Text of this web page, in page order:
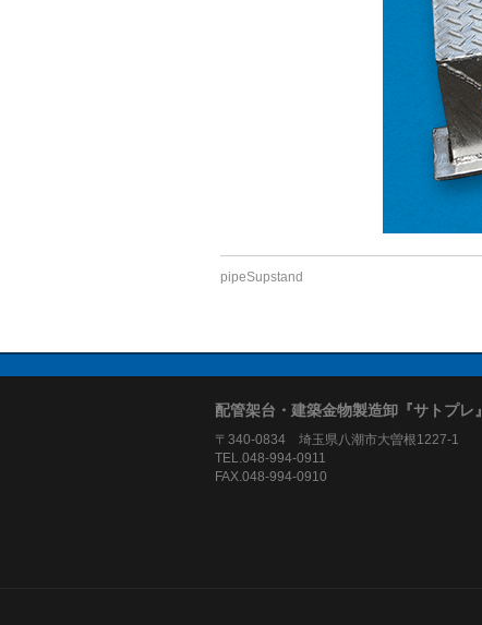
pipeSupstand
配管架台・建築金物製造卸『サトプレ』
〒340-0834 埼玉県八潮市大曽根1227-1
TEL.048-994-0911
FAX.048-994-0910